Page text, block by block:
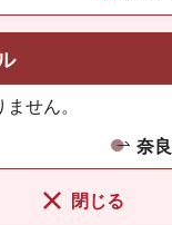
せん。
奈
閉じる